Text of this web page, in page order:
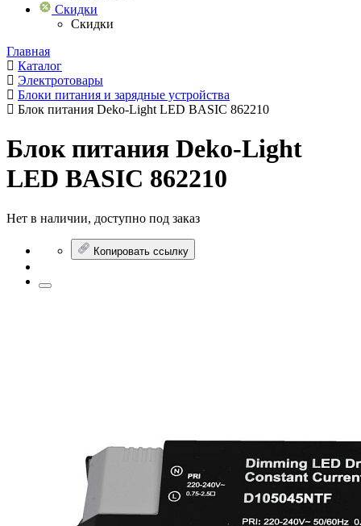
Скидки
Скидки
Главная
Каталог
Электротовары
Блоки питания и зарядные устройства
Блок питания Deko-Light LED BASIC 862210
Блок питания Deko-Light
LED BASIC 862210
Нет в наличии, доступно под заказ
Копировать ссылку